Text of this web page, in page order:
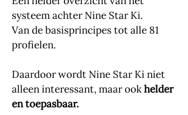
systeem achter Nine Star Ki.
Van de basisprincipes tot alle 81
profielen.
Daardoor wordt Nine Star Ki niet
alleen interessant, maar ookhelder
en toepasbaar.